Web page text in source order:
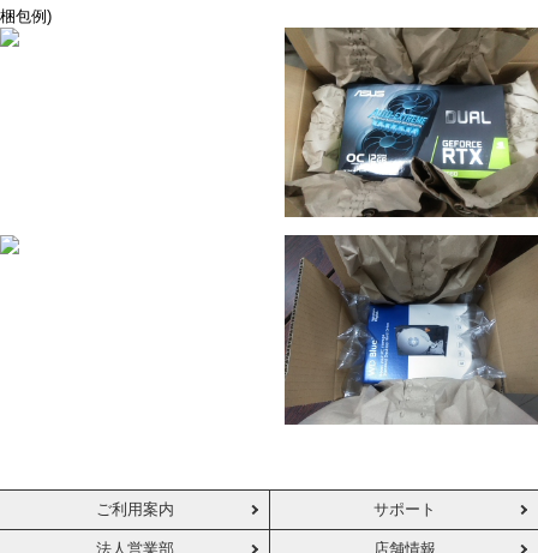
梱包例)
ご利用案内 サポート